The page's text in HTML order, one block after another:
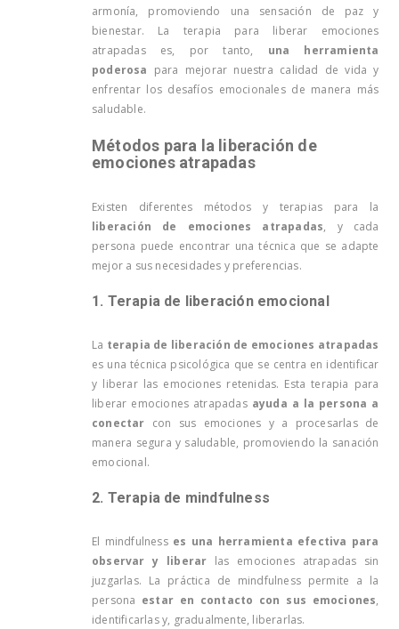
armonía, promoviendo una sensación de paz y
bienestar. La terapia para liberar emociones
atrapadas es, por tanto, una herramienta
poderosa para mejorar nuestra calidad de vida y
enfrentar los desafíos emocionales de manera más
saludable.
Métodos para la liberación de
emociones atrapadas
Existen diferentes métodos y terapias para la
liberación de emociones atrapadas, y cada
persona puede encontrar una técnica que se adapte
mejor a sus necesidades y preferencias.
1. Terapia de liberación emocional
La terapia de liberación de emociones atrapadas
es una técnica psicológica que se centra en identificar
y liberar las emociones retenidas. Esta terapia para
liberar emociones atrapadas ayuda a la persona a
conectar con sus emociones y a procesarlas de
manera segura y saludable, promoviendo la sanación
emocional.
2. Terapia de mindfulness
El mindfulness es una herramienta efectiva para
observar y liberar las emociones atrapadas sin
juzgarlas. La práctica de mindfulness permite a la
persona estar en contacto con sus emociones,
identificarlas y, gradualmente, liberarlas.